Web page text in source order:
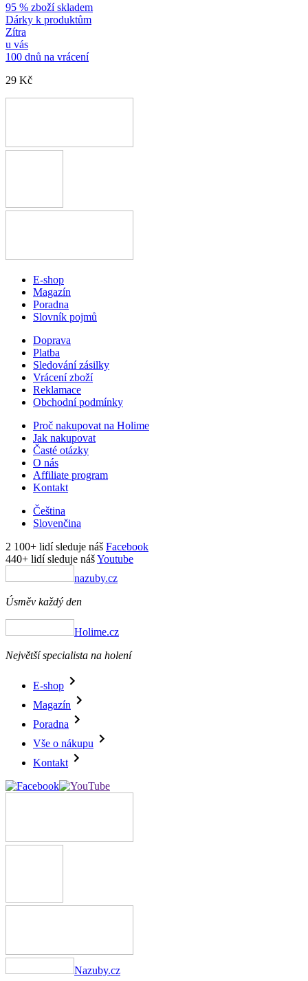
95 % zboží skladem
Dárky k produktům
Zítra
u vás
100 dnů na vrácení
29 Kč
E-shop
Magazín
Poradna
Slovník pojmů
Doprava
Platba
Sledování zásilky
Vrácení zboží
Reklamace
Obchodní podmínky
Proč nakupovat na Holime
Jak nakupovat
Časté otázky
O nás
Affiliate program
Kontakt
Čeština
Slovenčina
2 100+ lidí sleduje náš Facebook
440+ lidí sleduje nášYoutube
nazuby.cz
Úsměv každý den
Holime.cz
Největší specialista na holení
E-shop
Magazín
Poradna
Vše o nákupu
Kontakt
Nazuby.cz